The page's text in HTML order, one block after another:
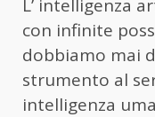
L’ intelligenza
con infinite
dobbiamo mai
strumento al
intelligenza